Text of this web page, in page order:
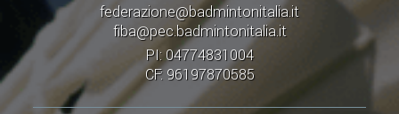
federazione@badmintonitalia.it
fiba@pec.badmintonitalia.it
PI: 04774831004
CF: 96197870585
STAFF TECNICO
CLASSIFICHE 2016-2023
ATLETI D'INTERESSE NAZIONALE